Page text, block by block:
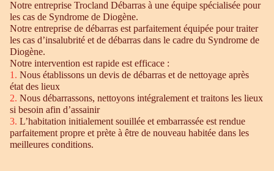
Notre entreprise Trocland Débarras à une équipe spécialisée pour
les cas de Syndrome de Diogène.
Notre entreprise de débarras est parfaitement équipée pour traiter
les cas d’insalubrité et de débarras dans le cadre du Syndrome de
Diogène.
Notre intervention est rapide est efficace :
1. Nous établissons un devis de débarras et de nettoyage après
état des lieux
2. Nous débarrassons, nettoyons intégralement et traitons les lieux
si besoin afin d’assainir
3. L’habitation initialement souillée et embarrassée est rendue
parfaitement propre et prète à être de nouveau habitée dans les
meilleures conditions.